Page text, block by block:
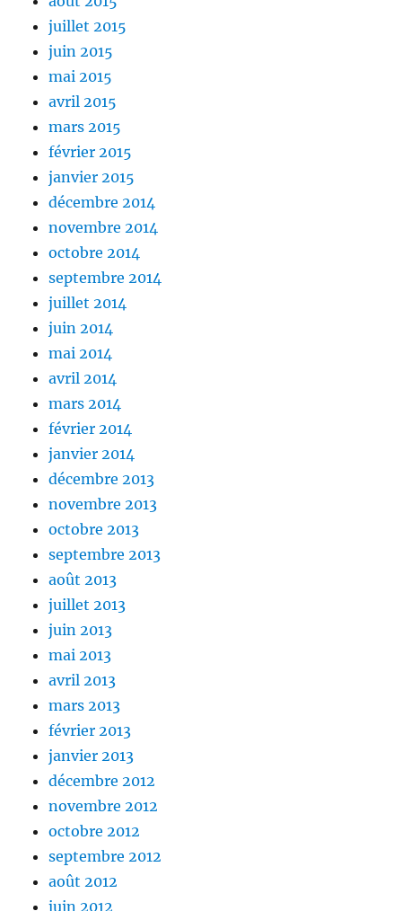
juillet 2015
juin 2015
mai 2015
avril 2015
mars 2015
février 2015
janvier 2015
décembre 2014
novembre 2014
octobre 2014
septembre 2014
juillet 2014
juin 2014
mai 2014
avril 2014
mars 2014
février 2014
janvier 2014
décembre 2013
novembre 2013
octobre 2013
septembre 2013
août 2013
juillet 2013
juin 2013
mai 2013
avril 2013
mars 2013
février 2013
janvier 2013
décembre 2012
novembre 2012
octobre 2012
septembre 2012
août 2012
juin 2012